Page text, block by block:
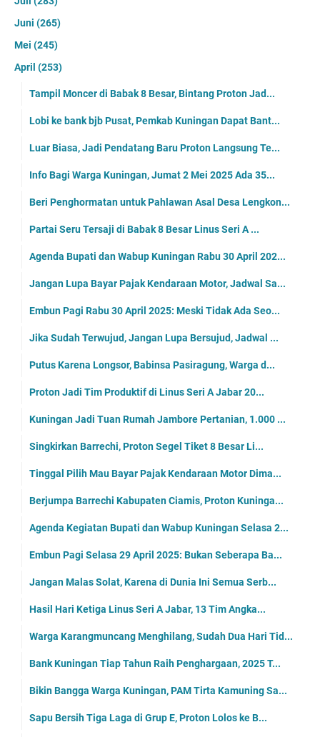
Juni (265)
Mei (245)
April (253)
Tampil Moncer di Babak 8 Besar, Bintang Proton Jad...
Lobi ke bank bjb Pusat, Pemkab Kuningan Dapat Bant...
Luar Biasa, Jadi Pendatang Baru Proton Langsung Te...
Info Bagi Warga Kuningan, Jumat 2 Mei 2025 Ada 35...
Beri Penghormatan untuk Pahlawan Asal Desa Lengkon...
Partai Seru Tersaji di Babak 8 Besar Linus Seri A ...
Agenda Bupati dan Wabup Kuningan Rabu 30 April 202...
Jangan Lupa Bayar Pajak Kendaraan Motor, Jadwal Sa...
Embun Pagi Rabu 30 April 2025: Meski Tidak Ada Seo...
Jika Sudah Terwujud, Jangan Lupa Bersujud, Jadwal ...
Putus Karena Longsor, Babinsa Pasiragung, Warga d...
Proton Jadi Tim Produktif di Linus Seri A Jabar 20...
Kuningan Jadi Tuan Rumah Jambore Pertanian, 1.000 ...
Singkirkan Barrechi, Proton Segel Tiket 8 Besar Li...
Tinggal Pilih Mau Bayar Pajak Kendaraan Motor Dima...
Berjumpa Barrechi Kabupaten Ciamis, Proton Kuninga...
Agenda Kegiatan Bupati dan Wabup Kuningan Selasa 2...
Embun Pagi Selasa 29 April 2025: Bukan Seberapa Ba...
Jangan Malas Solat, Karena di Dunia Ini Semua Serb...
Hasil Hari Ketiga Linus Seri A Jabar, 13 Tim Angka...
Warga Karangmuncang Menghilang, Sudah Dua Hari Tid...
Bank Kuningan Tiap Tahun Raih Penghargaan, 2025 T...
Bikin Bangga Warga Kuningan, PAM Tirta Kamuning Sa...
Sapu Bersih Tiga Laga di Grup E, Proton Lolos ke B...